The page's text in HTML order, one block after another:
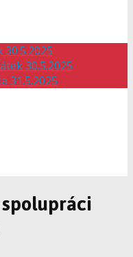
30.5.2025
31.5.2025